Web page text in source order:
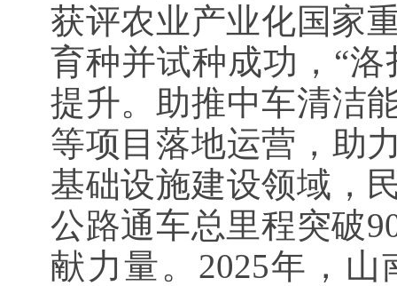
获评农业产业化国家
育种并试种成功，“
提升。助推中车清洁
等项目落地运营，助
基础设施建设领域，
公路通车总里程突破
献力量。2025年，